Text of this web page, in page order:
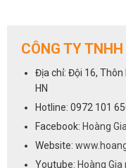
CÔNG TY
Địa chỉ: Đội 16, Thôn
HN
Hotline: 0972 101
Facebook: Hoàng
Website:
Youtube: Hoàng